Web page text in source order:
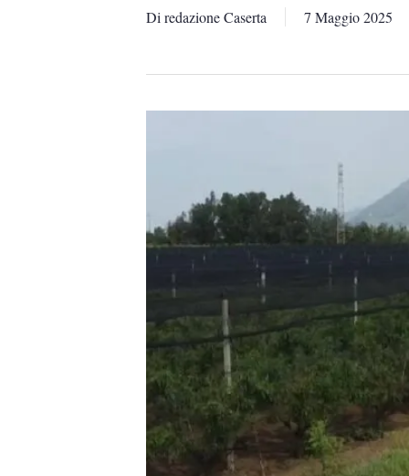
Di redazione Caserta 7 Maggio 2025